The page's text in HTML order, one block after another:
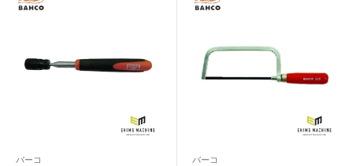
バーコ バーコ